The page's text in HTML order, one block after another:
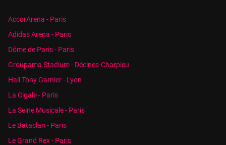
AccorArena - Paris
Adidas Arena - Paris
Dôme de Paris - Paris
Groupama Stadium - Décines-Charpieu
Hall Tony Garnier - Lyon
La Cigale - Paris
La Seine Musicale - Paris
Le Bataclan - Paris
Le Grand Rex - Paris